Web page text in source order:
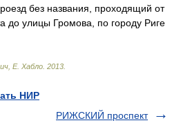
без названия, проходящий от
до улицы Громова, по городу Риге
Е. Хабло 2013
НИР
РИЖСКИЙ проспект